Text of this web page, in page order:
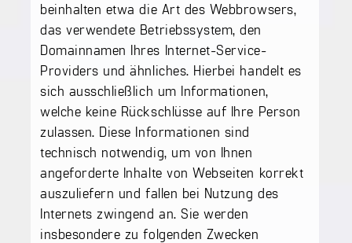
beinhalten etwa die Art des Webbrowsers,
das verwendete Betriebssystem, den
Domainnamen Ihres Internet-Service-
Providers und ähnliches. Hierbei handelt es
sich ausschließlich um Informationen,
welche keine Rückschlüsse auf Ihre Person
zulassen. Diese Informationen sind
technisch notwendig, um von Ihnen
angeforderte Inhalte von Webseiten korrekt
auszuliefern und fallen bei Nutzung des
Internets zwingend an. Sie werden
insbesondere zu folgenden Zwecken